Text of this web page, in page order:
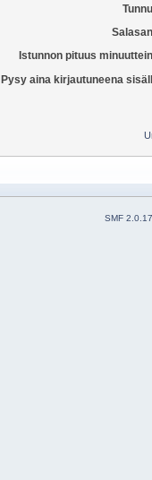
Istunnon pituus
Pysy aina kirjautuneena
SMF 2.0.17